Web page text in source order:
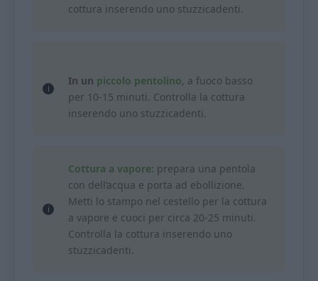
cottura inserendo uno stuzzicadenti.
In un piccolo pentolino, a fuoco basso
per 10-15 minuti. Controlla la cottura
inserendo uno stuzzicadenti.
Cottura a vapore: prepara una pentola
con dell’acqua e porta ad ebollizione.
Metti lo stampo nel cestello per la cottura
a vapore e cuoci per circa 20-25 minuti.
Controlla la cottura inserendo uno
stuzzicadenti.